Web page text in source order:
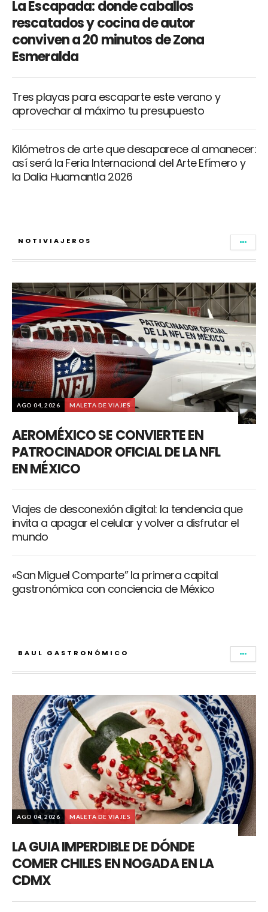
La Escapada: donde caballos
rescatados y cocina de autor
conviven a 20 minutos de Zona
Esmeralda
Tres playas para escaparte este verano y
aprovechar al máximo tu presupuesto
Kilómetros de arte que desaparece al amanecer:
así será la Feria Internacional del Arte Efímero y
la Dalia Huamantla 2026
NOTIVIAJEROS
AGO 04, 2026 MALETA DE VIAJES
AEROMÉXICO SE CONVIERTE EN
PATROCINADOR OFICIAL DE LA NFL
EN MÉXICO
Viajes de desconexión digital: la tendencia que
invita a apagar el celular y volver a disfrutar el
mundo
«San Miguel Comparte” la primera capital
gastronómica con conciencia de México
BAUL GASTRONÓMICO
AGO 04, 2026 MALETA DE VIAJES
LA GUIA IMPERDIBLE DE DÓNDE
COMER CHILES EN NOGADA EN LA
CDMX